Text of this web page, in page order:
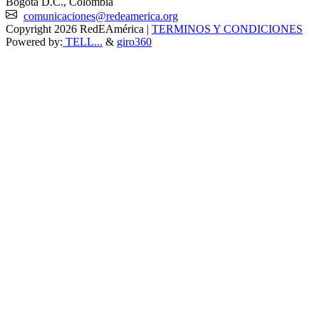
comunicaciones@redeamerica.org
Copyright 2026 RedEAmérica | TERMINOS Y CONDICIONES
Powered by: TELL... & giro360